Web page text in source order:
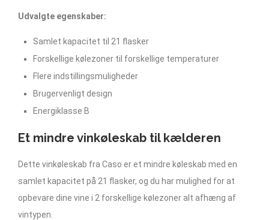
Udvalgte egenskaber:
Samlet kapacitet til 21 flasker
Forskellige kølezoner til forskellige temperaturer
Flere indstillingsmuligheder
Brugervenligt design
Energiklasse B
Et mindre vinkøleskab til kælderen
Dette vinkøleskab fra Caso er et mindre køleskab med en
samlet kapacitet på 21 flasker, og du har mulighed for at
opbevare dine vine i 2 forskellige kølezoner alt afhæng af
vintypen.